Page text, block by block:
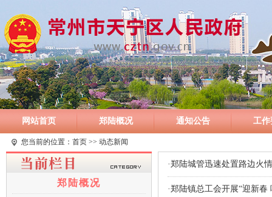
网站首页 郑陆概况 通知公告 工作
您当前的位置： 首页 >> 动态新闻
郑陆概况
·郑陆城管迅速处置路边火
·郑陆镇总工会开展“迎新春